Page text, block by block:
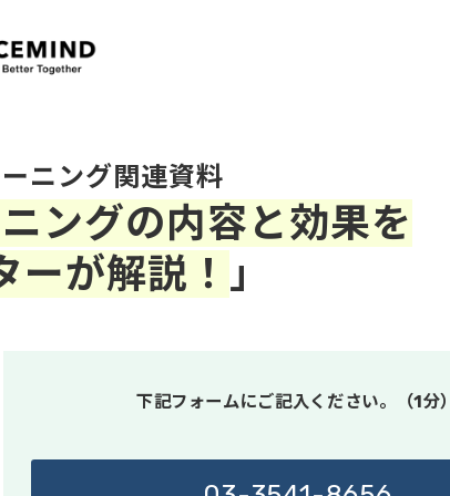
ニング関連資料
ングの内容と効果を
ーが解説！ 」
下記フォームにご記入ください。（1分）